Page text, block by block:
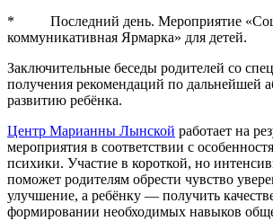
* Последний день. Мероприятие
коммуникативная Ярмарка» для детей.
Заключительные беседы родителей со
получения рекомендаций по дальнейшей
развитию ребёнка.
Центр Марианны Лынской работает на
мероприятия в соответствии с
психики. Участие в короткой, но
поможет родителям обрести чувство
улучшение, а ребёнку — получить
формировании необходимых навыков